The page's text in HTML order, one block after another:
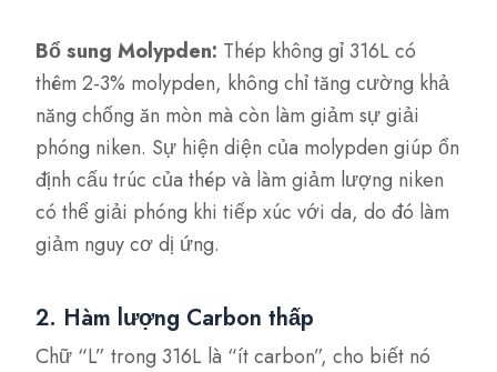
Bổ sung Molypden: Thép không gỉ 316L có
thêm 2-3% molypden, không chỉ tăng cường khả
năng chống ăn mòn mà còn làm giảm sự giải
phóng niken. Sự hiện diện của molypden giúp ổn
định cấu trúc của thép và làm giảm lượng niken
có thể giải phóng khi tiếp xúc với da, do đó làm
giảm nguy cơ dị ứng.
2. Hàm lượng Carbon thấp
Chữ “L” trong 316L là “ít carbon”, cho biết nó